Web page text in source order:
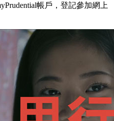
帳戶，登記參加網上